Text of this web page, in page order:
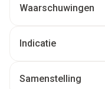
Waarschuwingen
Indicatie
Samenstelling